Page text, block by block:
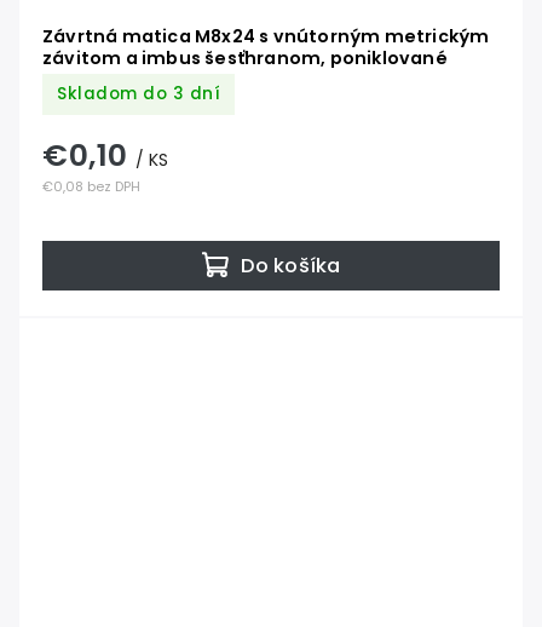
Závrtná matica M8x24 s vnútorným metrickým
závitom a imbus šesťhranom, poniklované
Skladom do 3 dní
€0,08 bez DPH
€0,10 / KS
Do košíka